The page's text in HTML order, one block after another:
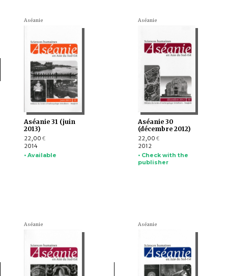
Aséanie
Aséanie 31 (juin
2013)
22,00 €
2014
• Available
Aséanie
Aséanie 30
(décembre 2012)
22,00 €
2012
• Check with the
publisher
Aséanie Aséanie